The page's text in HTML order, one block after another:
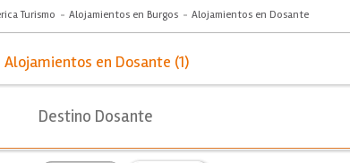
Turismo Alojamientos en Burgos Alojamientos en Dosante
Alojamientos en Dosante (1)
Destino Dosante